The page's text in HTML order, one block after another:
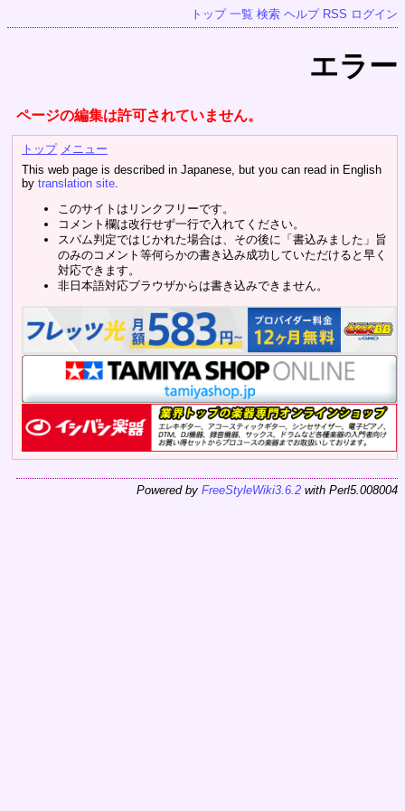
トップ 一覧 検索 ヘルプ RSS ログイン
エラー
ページの編集は許可されていません。
トップ メニュー
This web page is described in Japanese, but you can read in English
by translation site.
このサイトはリンクフリーです。
コメント欄は改行せず一行で入れてください。
スパム判定ではじかれた場合は、その後に「書込みました」旨
のみのコメント等何らかの書き込み成功していただけると早く
対応できます。
非日本語対応ブラウザからは書き込みできません。
Powered by FreeStyleWiki3.6.2 with Perl5.008004